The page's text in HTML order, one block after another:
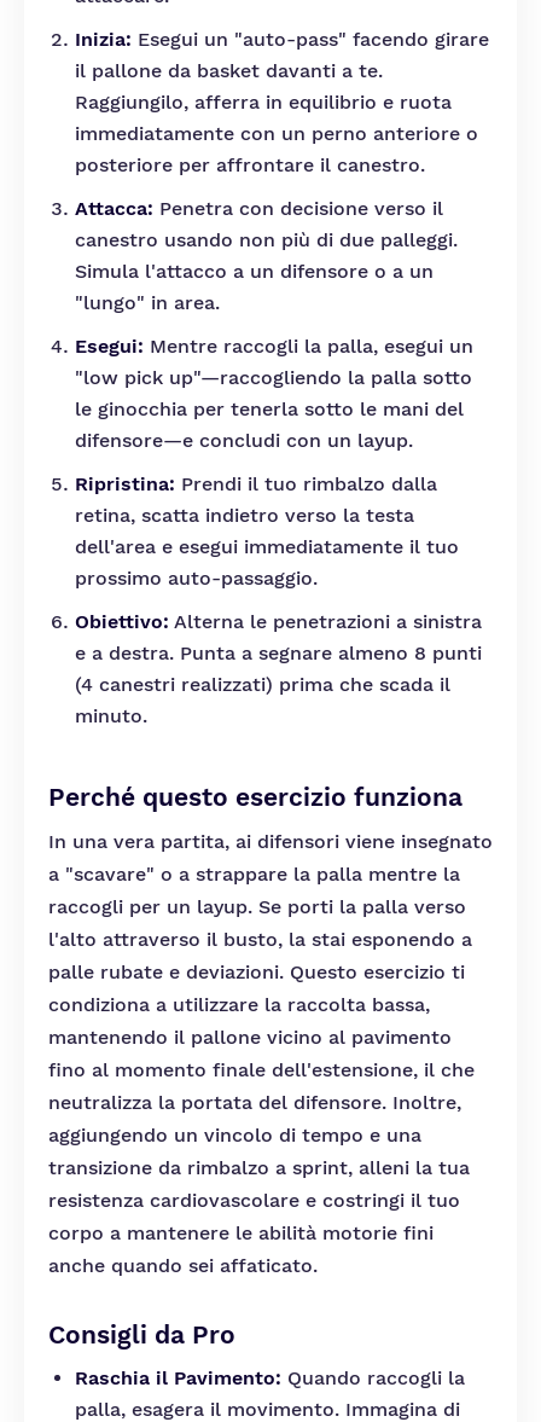
Inizia: Esegui un "auto-pass" facendo girare
il pallone da basket davanti a te.
Raggiungilo, afferra in equilibrio e ruota
immediatamente con un perno anteriore o
posteriore per affrontare il canestro.
Attacca: Penetra con decisione verso il
canestro usando non più di due palleggi.
Simula l'attacco a un difensore o a un
"lungo" in area.
Esegui: Mentre raccogli la palla, esegui un
"low pick up"—raccogliendo la palla sotto
le ginocchia per tenerla sotto le mani del
difensore—e concludi con un layup.
Ripristina: Prendi il tuo rimbalzo dalla
retina, scatta indietro verso la testa
dell'area e esegui immediatamente il tuo
prossimo auto-passaggio.
Obiettivo: Alterna le penetrazioni a sinistra
e a destra. Punta a segnare almeno 8 punti
(4 canestri realizzati) prima che scada il
minuto.
Perché questo esercizio funziona
In una vera partita, ai difensori viene insegnato
a "scavare" o a strappare la palla mentre la
raccogli per un layup. Se porti la palla verso
l'alto attraverso il busto, la stai esponendo a
palle rubate e deviazioni. Questo esercizio ti
condiziona a utilizzare la raccolta bassa,
mantenendo il pallone vicino al pavimento
fino al momento finale dell'estensione, il che
neutralizza la portata del difensore. Inoltre,
aggiungendo un vincolo di tempo e una
transizione da rimbalzo a sprint, alleni la tua
resistenza cardiovascolare e costringi il tuo
corpo a mantenere le abilità motorie fini
anche quando sei affaticato.
Consigli da Pro
Raschia il Pavimento: Quando raccogli la
palla, esagera il movimento. Immagina di